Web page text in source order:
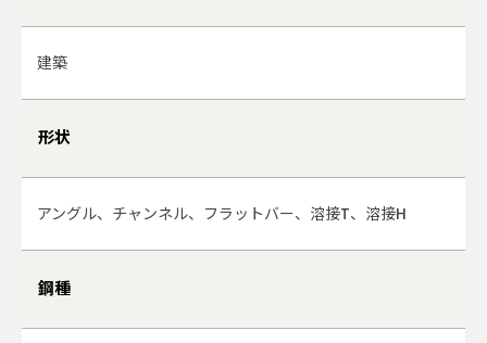
建築
形状
アングル、チャンネル、フラットバー、 溶接T、 溶接H
鋼種